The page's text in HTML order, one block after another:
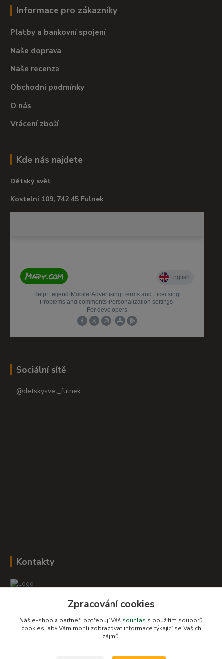
Informace pro zákazníky
Platby a bankovní spojení
Naše doprava
Naše recenze
Obchodní podmínky
O nás
Vrácení zboží
Kde nás najdete
Dětský svět
Kostelní 109, 742 45 Fulnek
Sociální sítě
@detskysvet_fulnek
Kontakty
+420 604 278 943
obchod-detskysvet@seznam.cz
Zpracování cookies
Náš e-shop a partneři potřebují Váš souhlas s použitím souborů
cookies, aby Vám mohli zobrazovat informace týkající se Vašich
zájmů.